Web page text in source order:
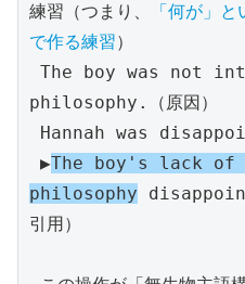
練習（つまり、
「何が」
で作る練習）
philosophy.（原因）
▶︎The boy's lack
philosophy
引用）